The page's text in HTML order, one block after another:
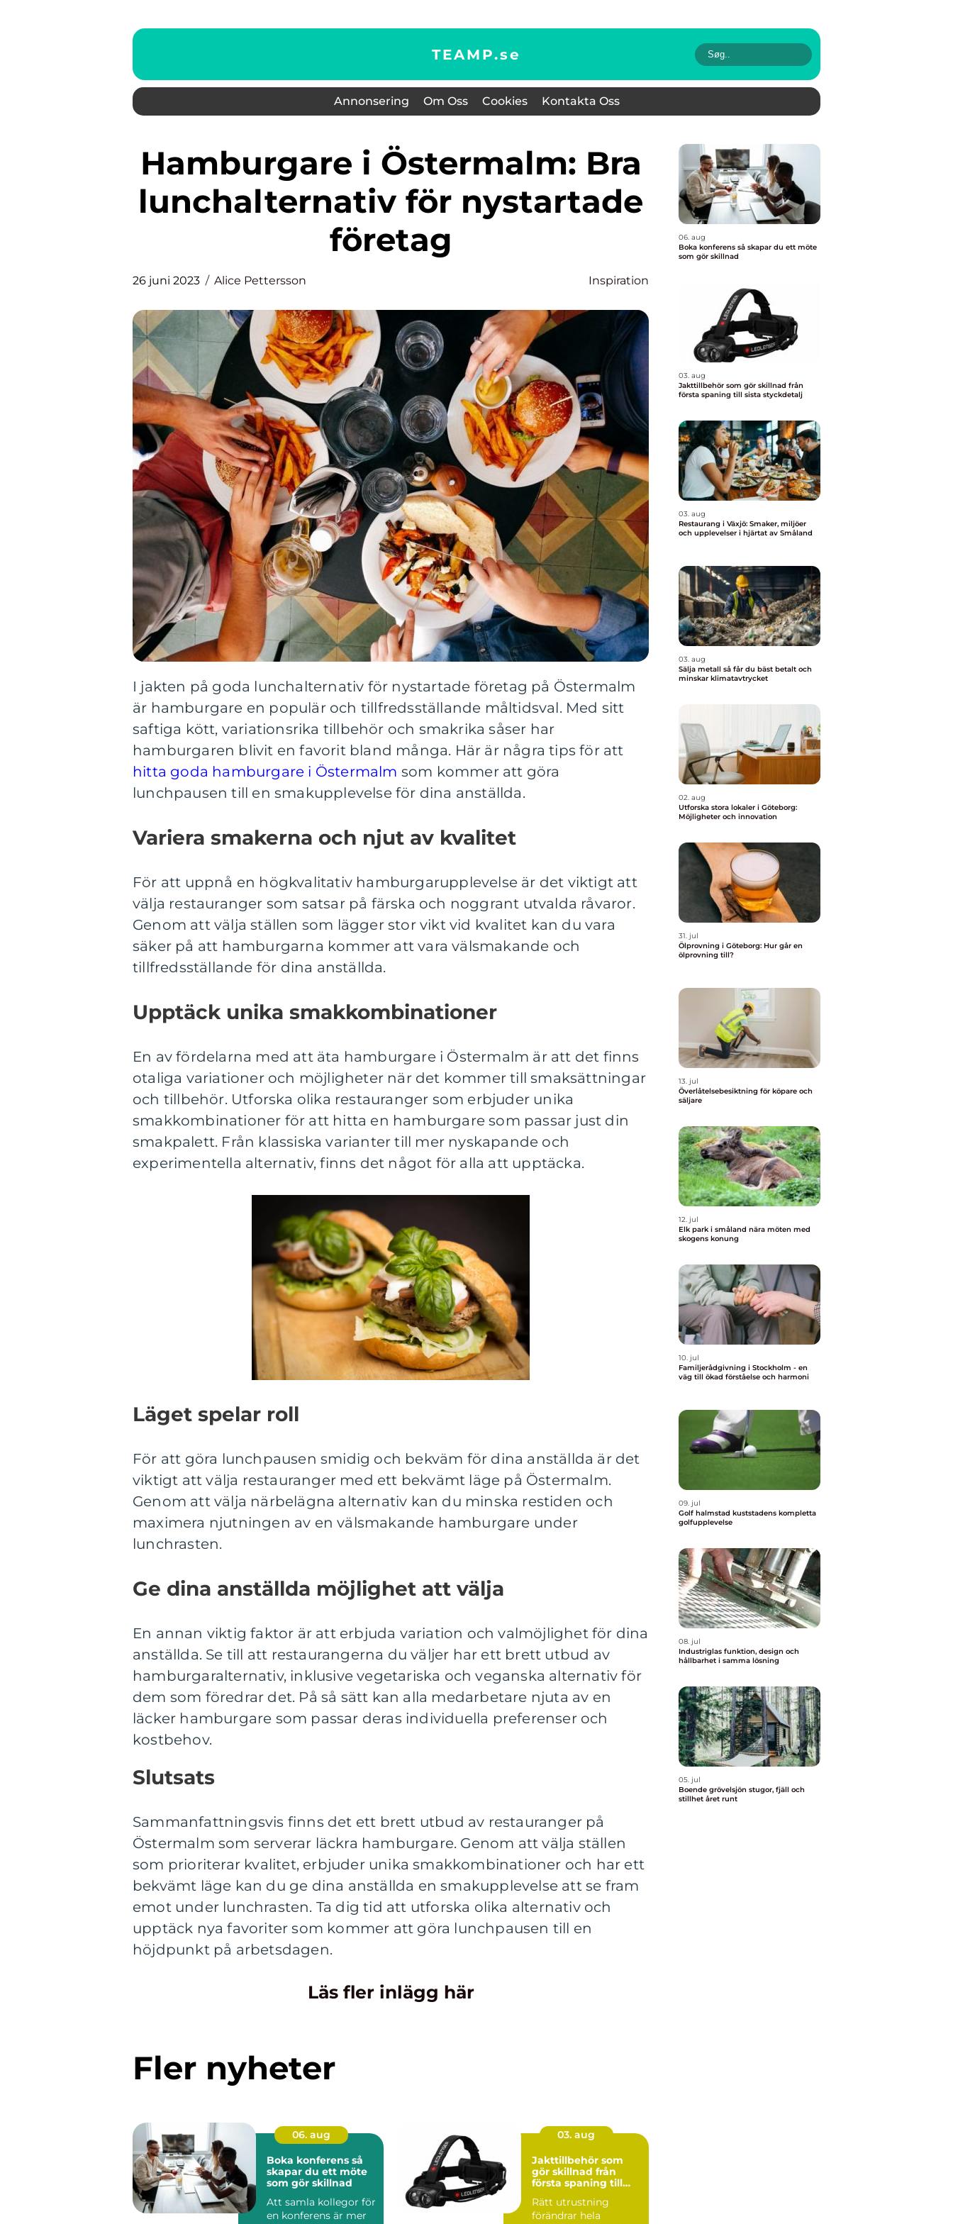
TEAMP.se
Annonsering Om Oss Cookies Kontakta Oss
Hamburgare i Östermalm: Bra
lunchalternativ för nystartade
företag
26 juni 2023 Alice Pettersson Inspiration
I jakten på goda lunchalternativ för nystartade företag på Östermalm
är hamburgare en populär och tillfredsställande måltidsval. Med sitt
saftiga kött, variationsrika tillbehör och smakrika såser har
hamburgaren blivit en favorit bland många. Här är några tips för att
hitta goda hamburgare i Östermalm som kommer att göra
lunchpausen till en smakupplevelse för dina anställda.
Variera smakerna och njut av kvalitet
För att uppnå en högkvalitativ hamburgarupplevelse är det viktigt att
välja restauranger som satsar på färska och noggrant utvalda råvaror.
Genom att välja ställen som lägger stor vikt vid kvalitet kan du vara
säker på att hamburgarna kommer att vara välsmakande och
tillfredsställande för dina anställda.
Upptäck unika smakkombinationer
En av fördelarna med att äta hamburgare i Östermalm är att det finns
otaliga variationer och möjligheter när det kommer till smaksättningar
och tillbehör. Utforska olika restauranger som erbjuder unika
smakkombinationer för att hitta en hamburgare som passar just din
smakpalett. Från klassiska varianter till mer nyskapande och
experimentella alternativ, finns det något för alla att upptäcka.
Läget spelar roll
För att göra lunchpausen smidig och bekväm för dina anställda är det
viktigt att välja restauranger med ett bekvämt läge på Östermalm.
Genom att välja närbelägna alternativ kan du minska restiden och
maximera njutningen av en välsmakande hamburgare under
lunchrasten.
Ge dina anställda möjlighet att välja
En annan viktig faktor är att erbjuda variation och valmöjlighet för dina
anställda. Se till att restaurangerna du väljer har ett brett utbud av
hamburgaralternativ, inklusive vegetariska och veganska alternativ för
dem som föredrar det. På så sätt kan alla medarbetare njuta av en
läcker hamburgare som passar deras individuella preferenser och
kostbehov.
Slutsats
Sammanfattningsvis finns det ett brett utbud av restauranger på
Östermalm som serverar läckra hamburgare. Genom att välja ställen
som prioriterar kvalitet, erbjuder unika smakkombinationer och har ett
bekvämt läge kan du ge dina anställda en smakupplevelse att se fram
emot under lunchrasten. Ta dig tid att utforska olika alternativ och
upptäck nya favoriter som kommer att göra lunchpausen till en
höjdpunkt på arbetsdagen.
Läs fler inlägg här
Fler nyheter
06. aug
Boka konferens så
skapar du ett möte
som gör skillnad
Att samla kollegor för
en konferens är mer
03. aug
Jakttillbehör som
gör skillnad från
första spaning till
Rätt utrustning
förändrar hela
06. aug
Boka konferens så skapar du ett möte
som gör skillnad
03. aug
Jakttillbehör som gör skillnad från
första spaning till sista styckdetalj
03. aug
Restaurang i Växjö: Smaker, miljöer
och upplevelser i hjärtat av Småland
03. aug
Sälja metall så får du bäst betalt och
minskar klimatavtrycket
02. aug
Utforska stora lokaler i Göteborg:
Möjligheter och innovation
31. jul
Ölprovning i Göteborg: Hur går en
ölprovning till?
13. jul
Överlåtelsebesiktning för köpare och
säljare
12. jul
Elk park i småland nära möten med
skogens konung
10. jul
Familjerådgivning i Stockholm - en
väg till ökad förståelse och harmoni
09. jul
Golf halmstad kuststadens kompletta
golfupplevelse
08. jul
Industriglas funktion, design och
hållbarhet i samma lösning
05. jul
Boende grövelsjön stugor, fjäll och
stillhet året runt